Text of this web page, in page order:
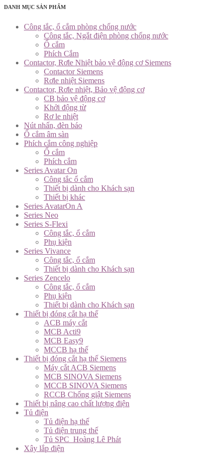
DANH MỤC SẢN PHẨM
Công tắc, ổ cắm phòng chống nước
Công tắc, Ngắt điện phòng chống nước
Ổ cắm
Phích Cắm
Contactor, Rơle Nhiệt bảo vệ động cơ Siemens
Contactor Siemens
Rơle nhiệt Siemens
Contactor, Rơle nhiệt, Bảo vệ động cơ
CB bảo vệ động cơ
Khởi động từ
Rơ le nhiệt
Nút nhấn, đèn báo
Ổ cắm âm sàn
Phích cắm công nghiệp
Ổ cắm
Phích cắm
Series Avatar On
Công tắc ổ cắm
Thiết bị dành cho Khách sạn
Thiết bị khác
Series AvatarOn A
Series Neo
Series S-Flexi
Công tắc, ổ cắm
Phụ kiện
Series Vivance
Công tắc, ổ cắm
Thiết bị dành cho Khách sạn
Series Zencelo
Công tắc, ổ cắm
Phụ kiện
Thiết bị dành cho Khách sạn
Thiết bị đóng cắt hạ thế
ACB máy cắt
MCB Acti9
MCB Easy9
MCCB hạ thế
Thiết bị đóng cắt hạ thế Siemens
Máy cắt ACB Siemens
MCB SINOVA Siemens
MCCB SINOVA Siemens
RCCB Chống giật Siemens
Thiết bị nâng cao chất lượng điện
Tủ điện
Tủ điện hạ thế
Tủ điện trung thế
Tủ SPC_Hoàng Lê Phát
Xây lắp điện